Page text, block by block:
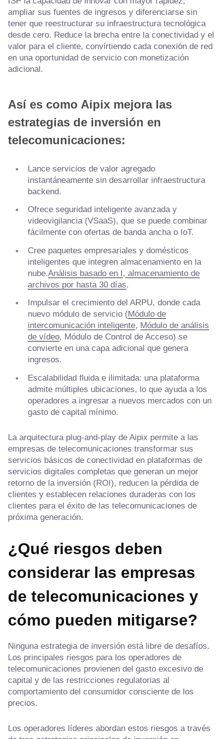
ampliar sus fuentes de ingresos y diferenciarse sin
tener que reestructurar su infraestructura tecnológica
desde cero. Reduce la brecha entre la conectividad y el
valor para el cliente, convirtiendo cada conexión de red
en una oportunidad de servicio con monetización
adicional.
Así es como Aipix mejora las
estrategias de inversión en
telecomunicaciones:
Lance servicios de valor agregado
instantáneamente sin desarrollar infraestructura
backend.
Ofrece seguridad inteligente avanzada y
videovigilancia (VSaaS), que se puede combinar
fácilmente con ofertas de banda ancha o IoT.
Cree paquetes empresariales y domésticos
inteligentes que integren almacenamiento en la
nube.Análisis basado en I, almacenamiento de
archivos por hasta 30 días.
Impulsar el crecimiento del ARPU, donde cada
nuevo módulo de servicio (Módulo de
intercomunicación inteligente, Módulo de análisis
de vídeo, Módulo de Control de Acceso) se
convierte en una capa adicional que genera
ingresos.
Escalabilidad fluida e ilimitada: una plataforma
admite múltiples ubicaciones, lo que ayuda a los
operadores a ingresar a nuevos mercados con un
gasto de capital mínimo.
La arquitectura plug-and-play de Aipix permite a las
empresas de telecomunicaciones transformar sus
servicios básicos de conectividad en plataformas de
servicios digitales completas que generan un mejor
retorno de la inversión (ROI), reducen la pérdida de
clientes y establecen relaciones duraderas con los
clientes para el éxito de las telecomunicaciones de
próxima generación.
¿Qué riesgos deben
considerar las empresas
de telecomunicaciones y
cómo pueden mitigarse?
Ninguna estrategia de inversión está libre de desafíos.
Los principales riesgos para los operadores de
telecomunicaciones provienen del gasto excesivo de
capital y de las restricciones regulatorias al
comportamiento del consumidor consciente de los
precios.
Los operadores líderes abordan estos riesgos a través